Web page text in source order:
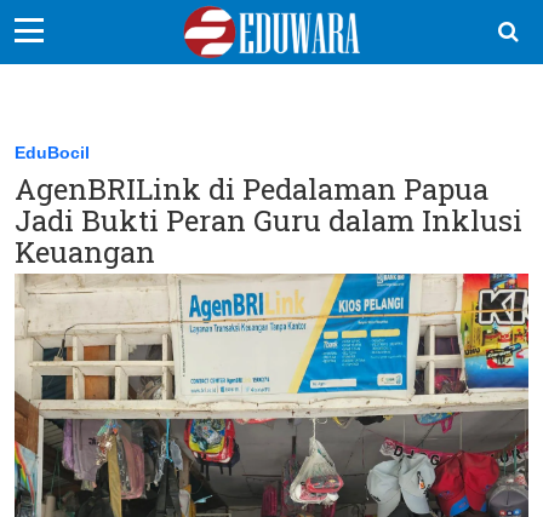
Sekolah Kita
Vokasi
Kampus
Idea
Sains
EduDana
Ikuti Kami di:
EduBocil
AgenBRILink di Pedalaman Papua
Jadi Bukti Peran Guru dalam Inklusi
Keuangan